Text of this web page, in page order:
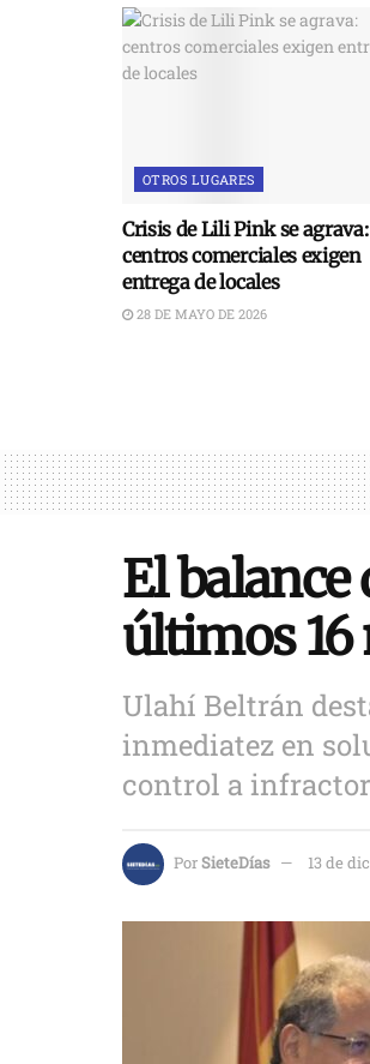
OTROS LUGARES
Crisis de Lili Pink se agrava:
centros comerciales exigen
entrega de locales
28 DE MAYO DE 2026
El balance
últimos 16
Ulahí Beltrán
inmediatez en
control a
PorSieteDías 13 de